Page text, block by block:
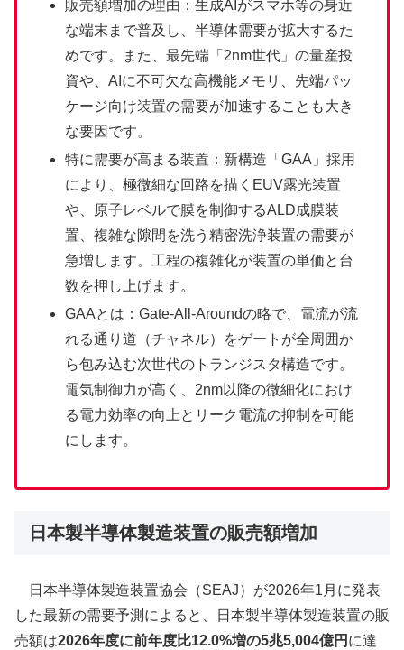
販売額増加の理由：生成AIがスマホ等の身近
な端末まで普及し、半導体需要が拡大するた
めです。また、最先端「2nm世代」の量産投
資や、AIに不可欠な高機能メモリ、先端パッ
ケージ向け装置の需要が加速することも大き
な要因です。
特に需要が高まる装置：新構造「GAA」採用
により、極微細な回路を描くEUV露光装置
や、原子レベルで膜を制御するALD成膜装
置、複雑な隙間を洗う精密洗浄装置の需要が
急増します。工程の複雑化が装置の単価と台
数を押し上げます。
GAAとは：Gate-All-Aroundの略で、電流が流
れる通り道（チャネル）をゲートが全周囲か
ら包み込む次世代のトランジスタ構造です。
電気制御力が高く、2nm以降の微細化におけ
る電力効率の向上とリーク電流の抑制を可能
にします。
日本製半導体製造装置の販売額増加
日本半導体製造装置協会（SEAJ）が2026年1月に発表
した最新の需要予測によると、日本製半導体製造装置の販
売額は2026年度に前年度比12.0%増の5兆5,004億円 に達